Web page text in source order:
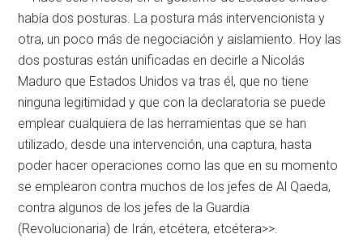
había dos posturas. La postura más intervencionista y
otra, un poco más de negociación y aislamiento. Hoy las
dos posturas están unificadas en decirle a Nicolás
Maduro que Estados Unidos va tras él, que no tiene
ninguna legitimidad y que con la declaratoria se puede
emplear cualquiera de las herramientas que se han
utilizado, desde una intervención, una captura, hasta
poder hacer operaciones como las que en su momento
se emplearon contra muchos de los jefes de Al Qaeda,
contra algunos de los jefes de la Guardia
(Revolucionaria) de Irán, etcétera, etcétera>>.